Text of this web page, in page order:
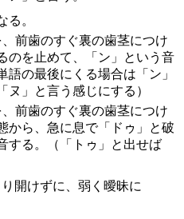
る。
、前歯のすぐ裏の歯茎につけ
のを止めて、「ン」という音
語の最後にくる場合は「ン」
ヌ」と言う感じにする）
、前歯のすぐ裏の歯茎につけ
から、急に息で「ドゥ」と破
する。（「トゥ」と出せば
り開けずに、弱く曖昧に